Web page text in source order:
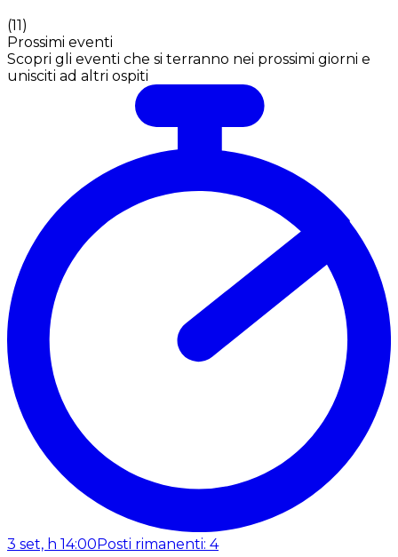
(11)
Prossimi eventi
Scopri gli eventi che si terranno nei prossimi giorni e
unisciti ad altri ospiti
3 set, h 14:00 Posti rimanenti: 4